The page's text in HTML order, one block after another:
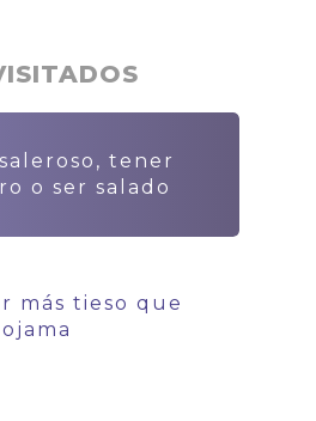
tener
o ser salado
más tieso que